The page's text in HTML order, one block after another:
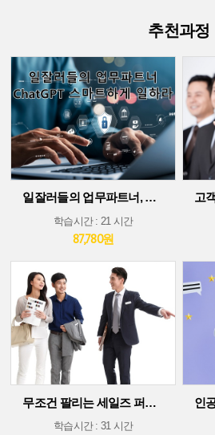
추천과정
일잘러들의 업무파트너, ChatGPT 스마트하게 일하라!
학습시간 : 21 시간
87,780원
무조건 팔리는 세일즈 퍼포먼스 스킬
학습시간 : 31 시간